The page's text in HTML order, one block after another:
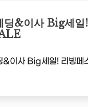
딩&이사 Big세일!